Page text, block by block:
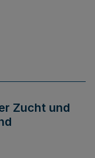
Zucht und